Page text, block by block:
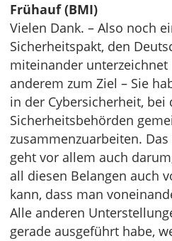
Frühauf (BMI)
Vielen Dank. – Also noch
Sicherheitspakt, den
miteinander
anderem zum Ziel – Sie
in der Cybersicherheit, bei
Sicherheitsbehörden
zusammenzuarbeiten.
geht vor allem auch
all diesen Belangen auch
kann, dass man
Alle anderen
gerade ausgeführt habe,